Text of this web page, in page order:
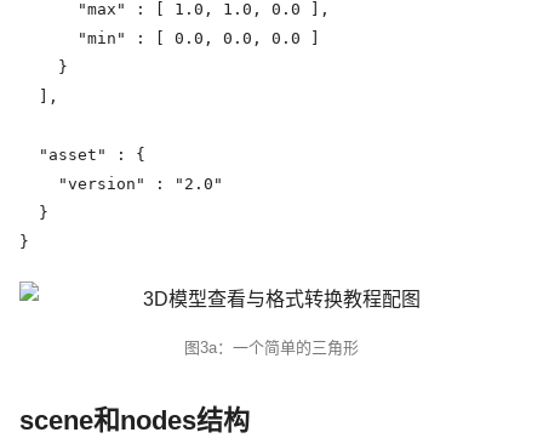
      "max" : [ 1.0, 1.0, 0.0 ],
      "min" : [ 0.0, 0.0, 0.0 ]
    }
  ],
  "asset" : {
    "version" : "2.0"
  }
}
图3a：一个简单的三角形
scene和nodes结构